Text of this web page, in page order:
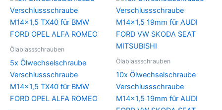
Ölablassschrauben
5x Ölwechselschraube
Verschlussschraube
M14x1,5 TX40 für BMW
FORD OPEL ALFA ROMEO
Ölablassschrauben
10x Ölwechselschraube
Verschlussschraube
M14x1,5 19mm für AUDI